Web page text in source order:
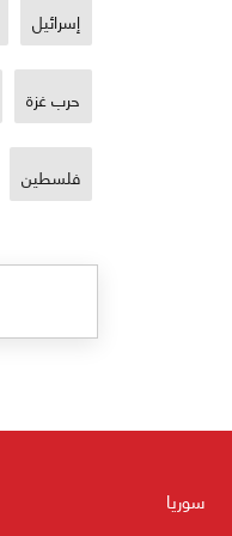
إسرائيل
حرب غزة
فلسطين
سوريا